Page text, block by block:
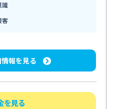
識
客
報を見る
を見る